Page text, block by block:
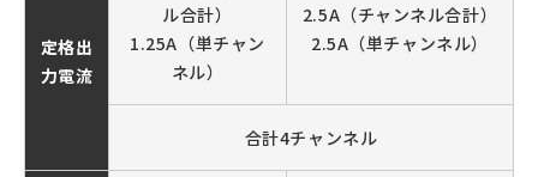
定格出
力電流
ル合計）
1.25A（単チャン
ネル）
2.5A（チャンネル合計）
2.5A（単チャンネル）
合計4チャンネル